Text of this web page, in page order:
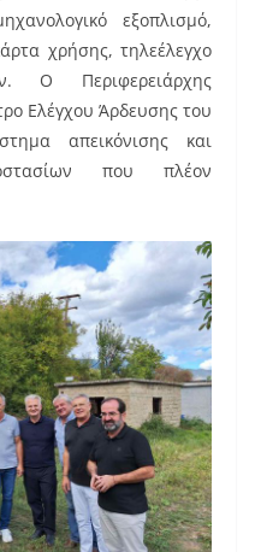
εξοπλισμό,
χρήσης, τηλεέλεγχο
Ο Περιφερειάρχης
Ελέγχου Άρδευσης του
απεικόνισης και
που πλέον